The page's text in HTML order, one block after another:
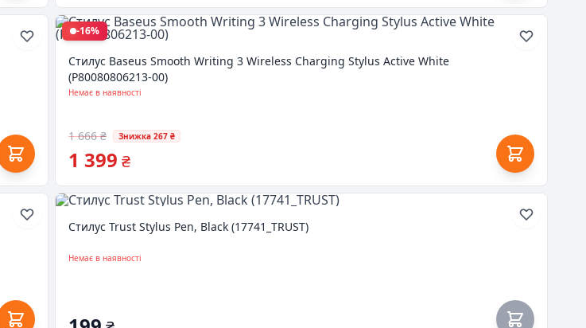
-16%
Стилус Baseus Smooth Writing 3 Wireless Charging Stylus Active White
(P80080806213-00)
Немає в наявності
1 666 ₴ Знижка 267 ₴
1 399 ₴
Стилус Trust Stylus Pen, Black (17741_TRUST)
Немає в наявності